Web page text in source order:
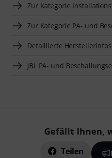
Zur Kategorie
Zur Kategorie PA- und
Detaillierte Herstellerinfos
JBL PA- und
Gefällt Ihnen,
Teilen